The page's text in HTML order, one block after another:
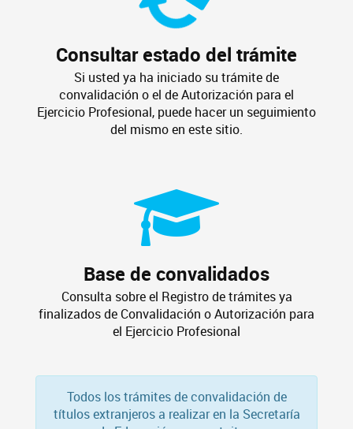
Consultar estado del trámite
Si usted ya ha iniciado su trámite de
convalidación o el de Autorización para el
Ejercicio Profesional, puede hacer un seguimiento
del mismo en este sitio.
Base de convalidados
Consulta sobre el Registro de trámites ya
finalizados de Convalidación o Autorización para
el Ejercicio Profesional
Todos los trámites de convalidación de
títulos extranjeros a realizar en la Secretaría